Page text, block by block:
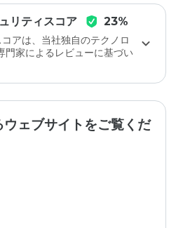
リティスコア 23%
アは、当社独自のテクノロ
門家によるレビューに基づい
ェブサイトをご覧くだ